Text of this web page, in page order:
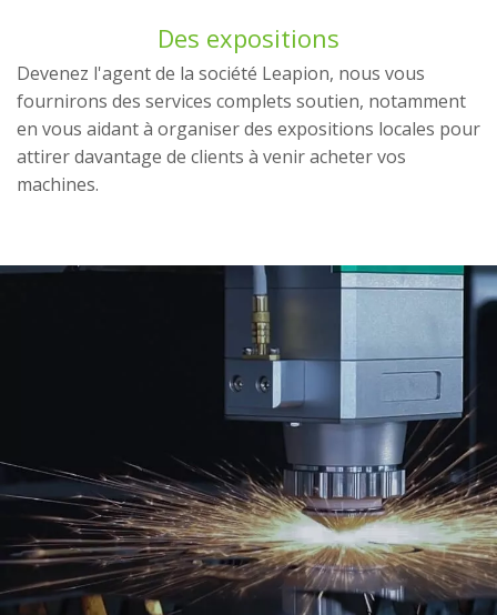
Des expositions
Devenez l'agent de la société Leapion, nous vous
fournirons des services complets soutien, notamment
en vous aidant à organiser des expositions locales pour
attirer davantage de clients à venir acheter vos
machines.